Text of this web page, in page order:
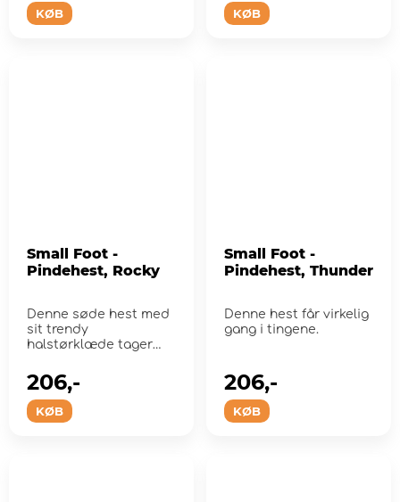
KØB KØB
Small Foot -
Pindehest, Rocky
Denne søde hest med
sit trendy
halstørklæde tager
...
KØB
206,-
Small Foot -
Pindehest, Thunder
Denne hest får virkelig
gang i tingene.
KØB
206,-